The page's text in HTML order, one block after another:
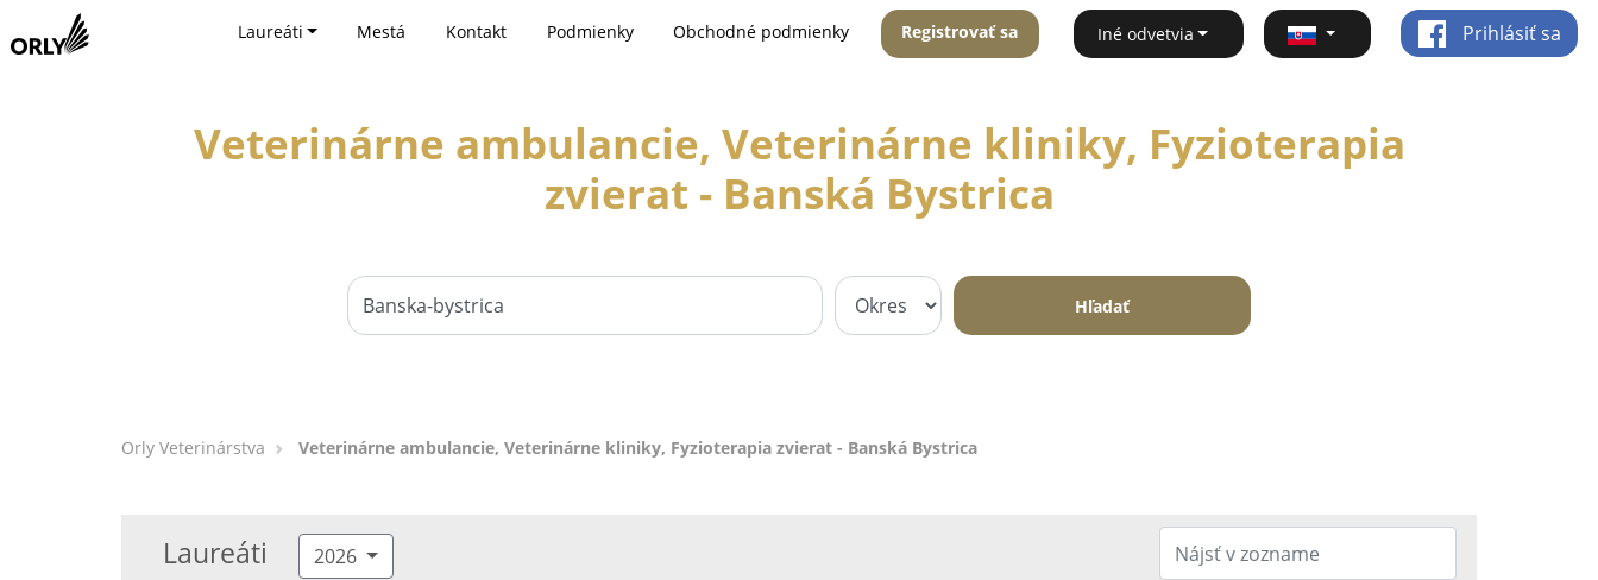
Laureáti Mestá Kontakt Podmienky Obchodné podmienky Registrovať sa Iné odvetvia Prihlásiť sa
Veterinárne ambulancie, Veterinárne kliniky, Fyzioterapia
zvierat - Banská Bystrica
Hľadať
Orly Veterinárstva Veterinárne ambulancie, Veterinárne kliniky, Fyzioterapia zvierat - Banská Bystrica
Laureáti 2026